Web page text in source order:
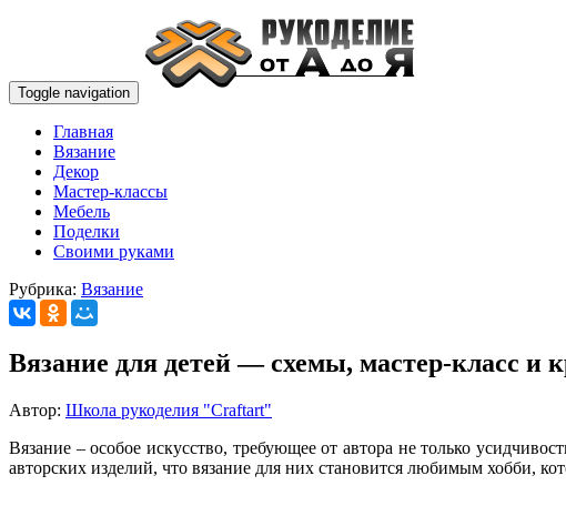
Toggle navigation
Главная
Вязание
Декор
Мастер-классы
Мебель
Поделки
Своими руками
Рубрика: Вязание
Вязание для детей — схемы, мастер-класс и
Автор: Школа рукоделия "Craftart"
Вязание – особое искусство, требующее от автора не только
авторских изделий, что вязание для них становится любимым хобби,